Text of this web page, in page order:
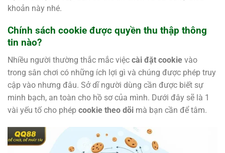
khoản này nhé.
Chính sách cookie được quyền thu thập thông
tin nào?
Nhiều người thường thắc mắc việc cài đặt cookie vào
trong sân chơi có những ích lợi gì và chúng được phép truy
cập vào nhưng đâu. Sở dĩ người dùng cần được biết sự
minh bạch, an toàn cho hồ sơ của mình. Dưới đây sẽ là 1
vài yếu tố cho phép cookie theo dõi mà bạn cần để tâm.